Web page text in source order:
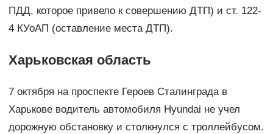
ПДД, которое привело к совершению ДТП) и ст. 122-
4 КУоАП (оставление места ДТП).
Харьковская область
7 октября на проспекте Героев Сталинграда в
Харькове водитель автомобиля Hyundai не учел
дорожную обстановку и столкнулся с троллейбусом.